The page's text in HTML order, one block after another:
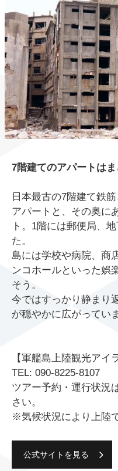
7階建てのアパートは
日本最古の7階建て鉄
アパートと、その奥に
ト。1階には郵便局、
た。
島には学校や病院、商
ンコホールといった娯
そう。
今ではすっかり静まり
が穏やかに広がってい
【軍艦島上陸観光アイ
TEL: 090-8225-8107
ツアー予約・運行状況
さい。
※気候状況により上陸
公式サイトを見る